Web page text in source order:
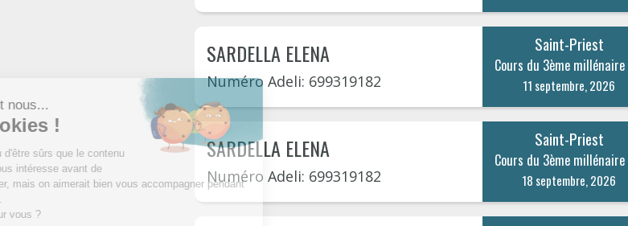
SARDELLA ELENA
Numéro Adeli: 699319182
Saint-Priest
11 septembre, 2026
SARDELLA ELENA
Numéro Adeli: 699319182
Saint-Priest
18 septembre, 2026